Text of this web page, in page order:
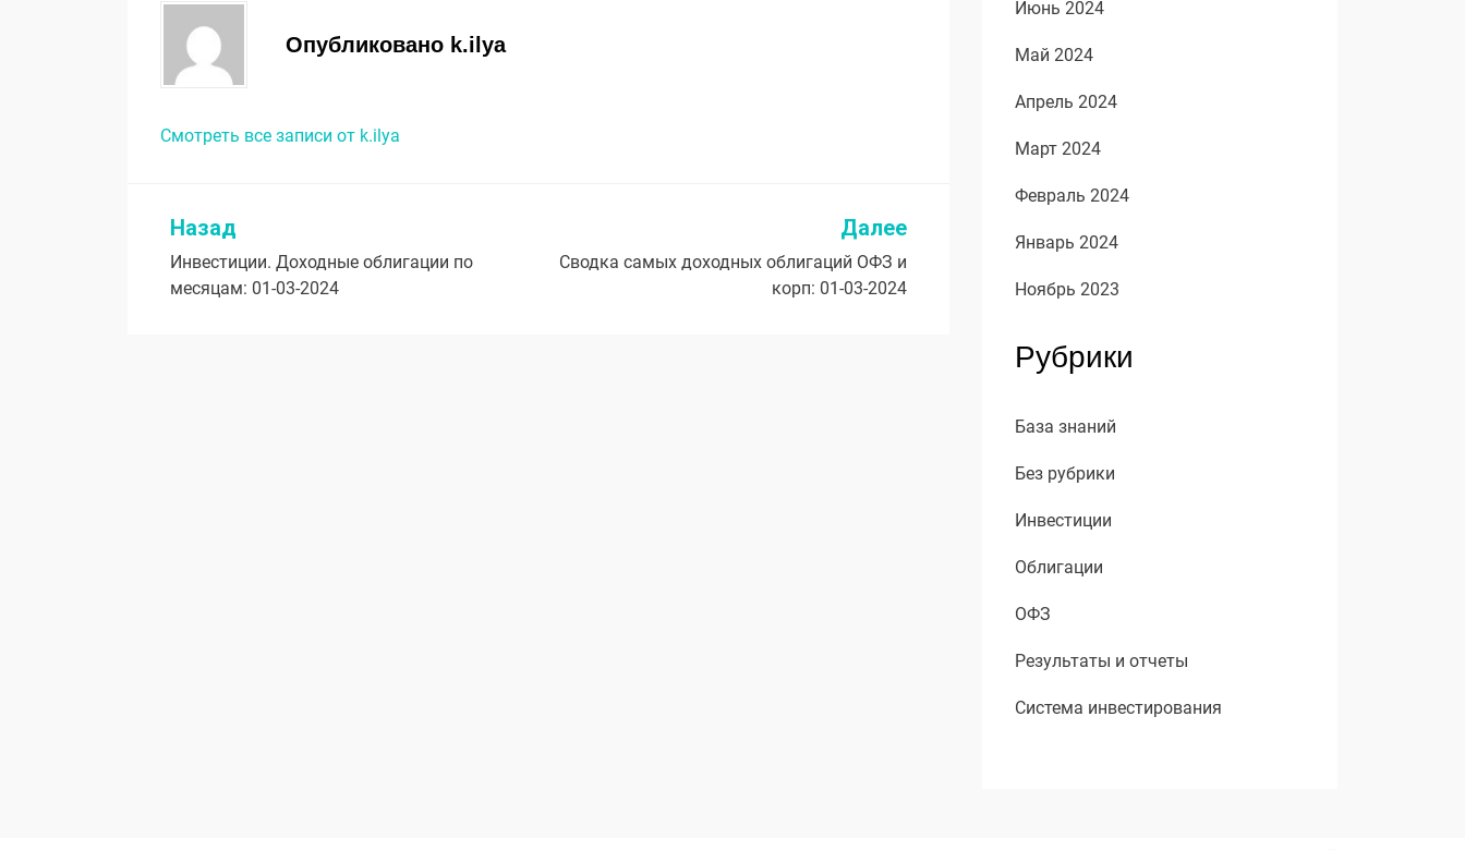
Опубликовано k.ilya
Смотреть все записи от k.ilya
Навигация
по
Назад
Инвестиции. Доходные облигации по
месяцам: 01-03-2024
Далее
Сводка самых доходных облигаций ОФЗ и
корп: 01-03-2024
Июнь 2024
Май 2024
Апрель 2024
Март 2024
Февраль 2024
Январь 2024
Ноябрь 2023
Рубрики
База знаний
Без рубрики
Инвестиции
Облигации
ОФЗ
Результаты и отчеты
Система инвестирования